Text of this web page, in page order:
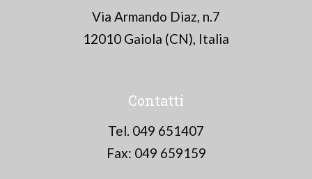
Via Armando Diaz, n.7
12010 Gaiola (CN), Italia
Contatti
Tel. 049 651407
Fax: 049 659159